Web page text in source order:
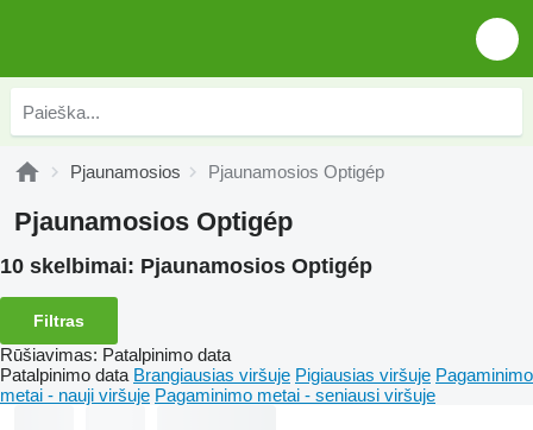
Pjaunamosios Pjaunamosios Optigép
Pjaunamosios Optigép
10 skelbimai: Pjaunamosios Optigép
Filtras
Rūšiavimas: Patalpinimo data
Patalpinimo data Brangiausias viršuje Pigiausias viršuje Pagaminimo
metai - nauji viršuje Pagaminimo metai - seniausi viršuje